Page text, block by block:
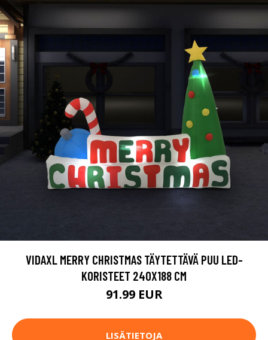
VIDAXL MERRY CHRISTMAS TÄYTETTÄVÄ PUU LED-
KORISTEET 240X188 CM
91.99 EUR
LISÄTIETOJA